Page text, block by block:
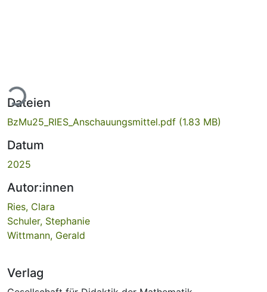
Dateien
BzMu25_RIES_Anschauungsmittel.pdf (1.83 MB)
Datum
2025
Autor:innen
Ries, Clara
Schuler, Stephanie
Wittmann, Gerald
Verlag